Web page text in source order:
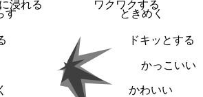
ワクワクする
ときめく
ドキッとする
かっこいい
かわいい
す
浸れる